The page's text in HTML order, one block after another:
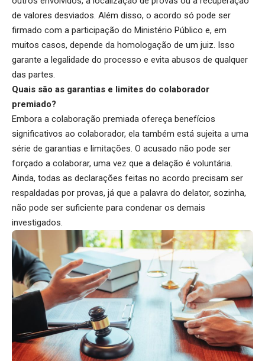
de valores desviados. Além disso, o acordo só pode ser
firmado com a participação do Ministério Público e, em
muitos casos, depende da homologação de um juiz. Isso
garante a legalidade do processo e evita abusos de qualquer
das partes.
Quais são as garantias e limites do colaborador
premiado?
Embora a colaboração premiada ofereça benefícios
significativos ao colaborador, ela também está sujeita a uma
série de garantias e limitações. O acusado não pode ser
forçado a colaborar, uma vez que a delação é voluntária.
Ainda, todas as declarações feitas no acordo precisam ser
respaldadas por provas, já que a palavra do delator, sozinha,
não pode ser suficiente para condenar os demais
investigados.